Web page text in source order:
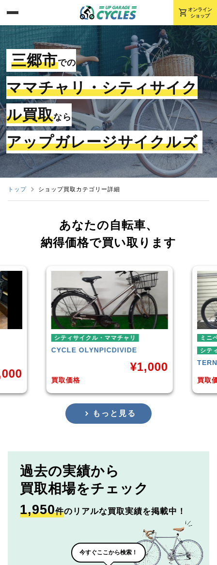
shopping_cart オンライン
ショップ
三郷市での
ママチャリ・シティサイク
ル買取なら
アップガレージサイクルズ
トップ ショップ買取カテゴリー詳細
あなたの自転車、
納得価格で買い取ります
ミニベロ
シティサイクル・ママチャリ
SURGE 2021年モデル
買取価格
ミ
シ
買取
もっと見る
過去の実績から
買取相場をチェック
1,950件のリアルな買取実績を掲載中！
今すぐここから検索！